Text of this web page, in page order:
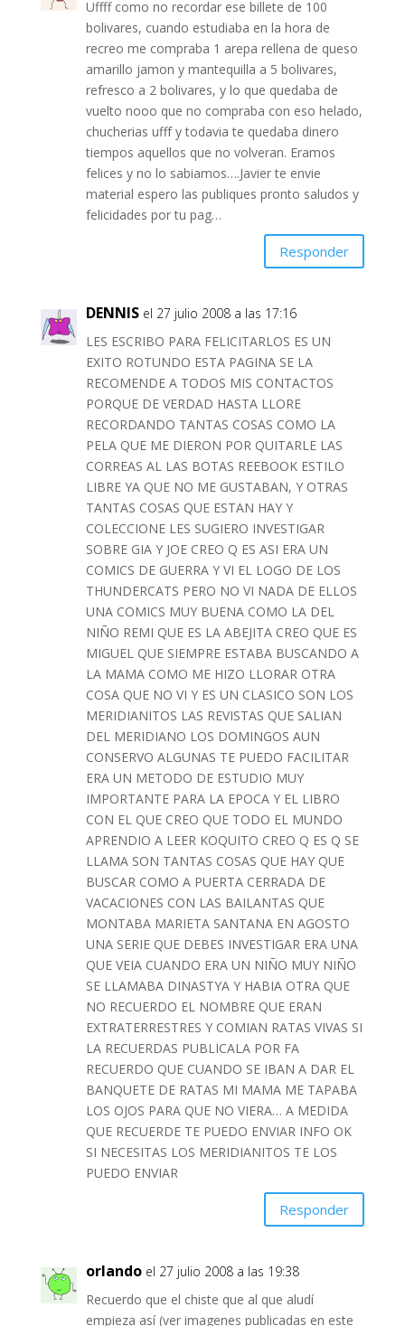
Uffff como no recordar ese billete de 100
bolivares, cuando estudiaba en la hora de
recreo me compraba 1 arepa rellena de queso
amarillo jamon y mantequilla a 5 bolivares,
refresco a 2 bolivares, y lo que quedaba de
vuelto nooo que no compraba con eso helado,
chucherias ufff y todavia te quedaba dinero
tiempos aquellos que no volveran. Eramos
felices y no lo sabiamos….Javier te envie
material espero las publiques pronto saludos y
felicidades por tu pag…
Responder
DENNIS el 27 julio 2008 a las 17:16
LES ESCRIBO PARA FELICITARLOS ES UN
EXITO ROTUNDO ESTA PAGINA SE LA
RECOMENDE A TODOS MIS CONTACTOS
PORQUE DE VERDAD HASTA LLORE
RECORDANDO TANTAS COSAS COMO LA
PELA QUE ME DIERON POR QUITARLE LAS
CORREAS AL LAS BOTAS REEBOOK ESTILO
LIBRE YA QUE NO ME GUSTABAN, Y OTRAS
TANTAS COSAS QUE ESTAN HAY Y
COLECCIONE LES SUGIERO INVESTIGAR
SOBRE GIA Y JOE CREO Q ES ASI ERA UN
COMICS DE GUERRA Y VI EL LOGO DE LOS
THUNDERCATS PERO NO VI NADA DE ELLOS
UNA COMICS MUY BUENA COMO LA DEL
NIÑO REMI QUE ES LA ABEJITA CREO QUE ES
MIGUEL QUE SIEMPRE ESTABA BUSCANDO A
LA MAMA COMO ME HIZO LLORAR OTRA
COSA QUE NO VI Y ES UN CLASICO SON LOS
MERIDIANITOS LAS REVISTAS QUE SALIAN
DEL MERIDIANO LOS DOMINGOS AUN
CONSERVO ALGUNAS TE PUEDO FACILITAR
ERA UN METODO DE ESTUDIO MUY
IMPORTANTE PARA LA EPOCA Y EL LIBRO
CON EL QUE CREO QUE TODO EL MUNDO
APRENDIO A LEER KOQUITO CREO Q ES Q SE
LLAMA SON TANTAS COSAS QUE HAY QUE
BUSCAR COMO A PUERTA CERRADA DE
VACACIONES CON LAS BAILANTAS QUE
MONTABA MARIETA SANTANA EN AGOSTO
UNA SERIE QUE DEBES INVESTIGAR ERA UNA
QUE VEIA CUANDO ERA UN NIÑO MUY NIÑO
SE LLAMABA DINASTYA Y HABIA OTRA QUE
NO RECUERDO EL NOMBRE QUE ERAN
EXTRATERRESTRES Y COMIAN RATAS VIVAS SI
LA RECUERDAS PUBLICALA POR FA
RECUERDO QUE CUANDO SE IBAN A DAR EL
BANQUETE DE RATAS MI MAMA ME TAPABA
LOS OJOS PARA QUE NO VIERA… A MEDIDA
QUE RECUERDE TE PUEDO ENVIAR INFO OK
SI NECESITAS LOS MERIDIANITOS TE LOS
PUEDO ENVIAR
Responder
orlando el 27 julio 2008 a las 19:38
Recuerdo que el chiste que al que aludí
empieza así (ver imagenes publicadas en este